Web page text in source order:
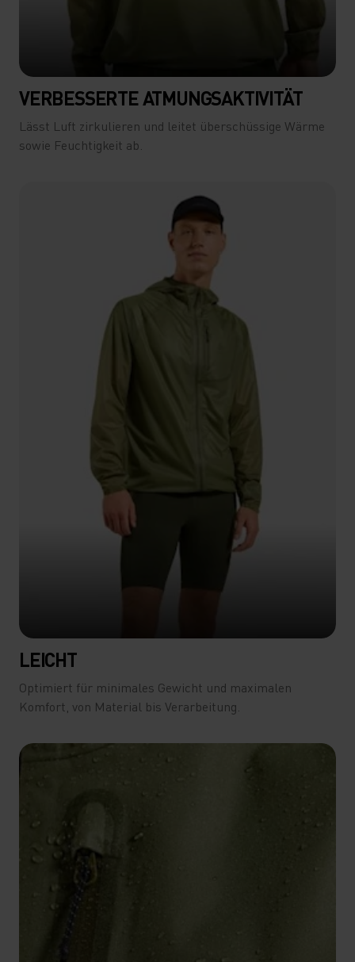
VERBESSERTE ATMUNGSAKTIVITÄT
Lässt Luft zirkulieren und leitet überschüssige Wärme
sowie Feuchtigkeit ab.
LEICHT
Optimiert für minimales Gewicht und maximalen
Komfort, von Material bis Verarbeitung.